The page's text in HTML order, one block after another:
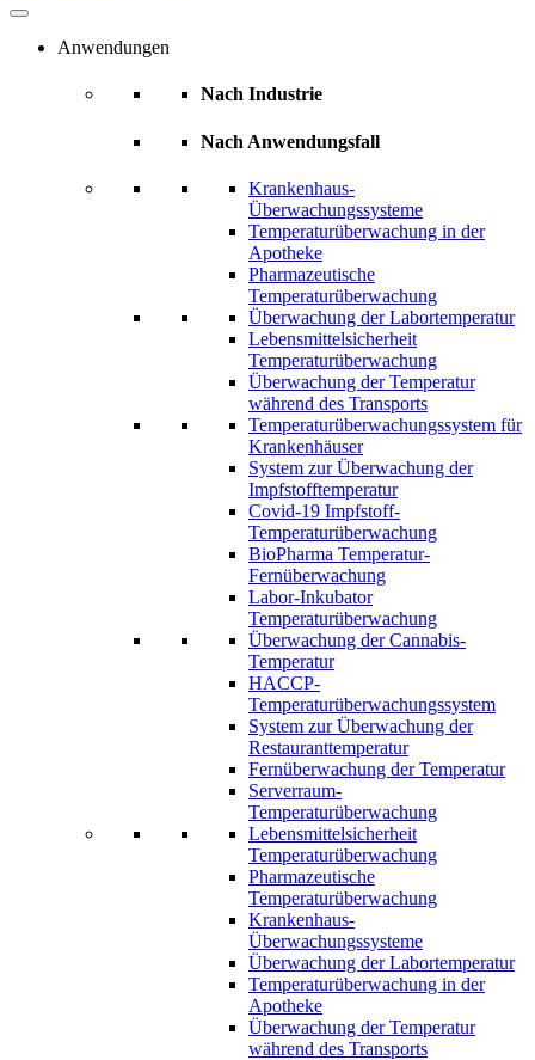
Anwendungen
Nach Industrie
Nach Anwendungsfall
Krankenhaus-
Überwachungssysteme
Temperaturüberwachung in der
Apotheke
Pharmazeutische
Temperaturüberwachung
Überwachung der Labortemperatur
Lebensmittelsicherheit
Temperaturüberwachung
Überwachung der Temperatur
während des Transports
Temperaturüberwachungssystem für
Krankenhäuser
System zur Überwachung der
Impfstofftemperatur
Covid-19 Impfstoff-
Temperaturüberwachung
BioPharma Temperatur-
Fernüberwachung
Labor-Inkubator
Temperaturüberwachung
Überwachung der Cannabis-
Temperatur
HACCP-
Temperaturüberwachungssystem
System zur Überwachung der
Restauranttemperatur
Fernüberwachung der Temperatur
Serverraum-
Temperaturüberwachung
Lebensmittelsicherheit
Temperaturüberwachung
Pharmazeutische
Temperaturüberwachung
Krankenhaus-
Überwachungssysteme
Überwachung der Labortemperatur
Temperaturüberwachung in der
Apotheke
Überwachung der Temperatur
während des Transports